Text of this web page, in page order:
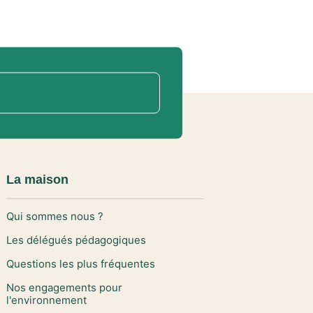
La maison
Qui sommes nous ?
Les délégués pédagogiques
Questions les plus fréquentes
Nos engagements pour
l'environnement